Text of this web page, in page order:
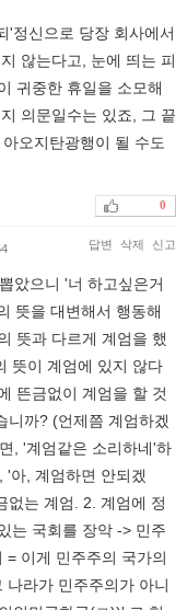
'정신으로 당장 회사에서
않는다고, 눈에 띄는 피
귀중한 휴일을 소모해
의문일수는 있죠, 그 끝
오지탄광행이 될 수도
0
답변 삭제 신고
았으니 '너 하고싶은거
뜻을 대변해서 행동해
뜻과 다르게 계엄을 했
뜻이 계엄에 있지 않다
뜬금없이 계엄을 할 것
니까? (언제쯤 계엄하겠
, '계엄같은 소리하네'하
'아, 계엄하면 안되겠
없는 계엄. 2. 계엄에 정
는 국회를 장악 -> 민주
= 이게 민주주의 국가의
나라가 민주주의가 아니